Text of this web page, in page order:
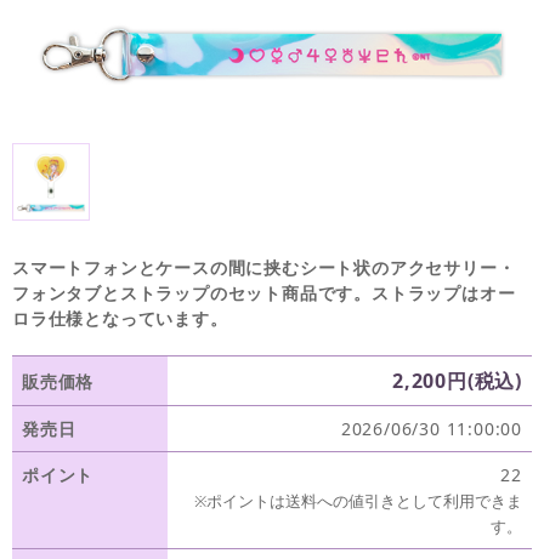
スマートフォンとケースの間に挟むシート状のアクセサリー・
フォンタブとストラップのセット商品です。ストラップはオー
ロラ仕様となっています。
販売価格 2,200円(税込)
発売日
2026/06/30 11:00:00
ポイント
22
※ポイントは送料への値引きとして利用できま
す。